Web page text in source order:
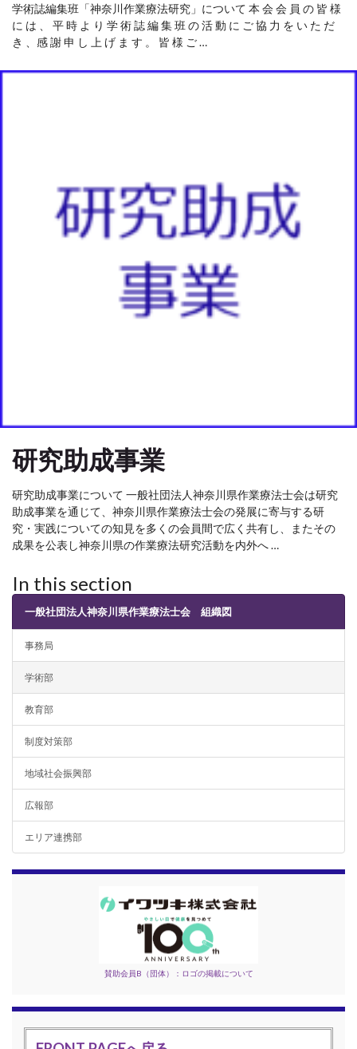
学術誌編集班「神奈川作業療法研究」について 本 会 会 員 の 皆 様
に は 、 平 時 よ り 学 術 誌 編 集 班 の 活 動 に ご 協 力 を い た だ
き 、感 謝 申 し 上 げ ま す 。 皆 様 ご …
研究助成事業
研究助成事業について 一般社団法人神奈川県作業療法士会は研究
助成事業を通じて、神奈川県作業療法士会の発展に寄与する研
究・実践についての知見を多くの会員間で広く共有し、またその
成果を公表し神奈川県の作業療法研究活動を内外へ …
In this section
一般社団法人神奈川県作業療法士会 組織図
事務局
学術部
教育部
制度対策部
地域社会振興部
広報部
エリア連携部
賛助会員B（団体）：ロゴの掲載について